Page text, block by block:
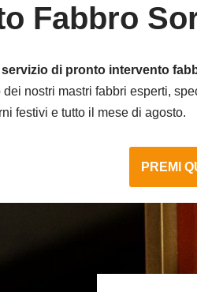
Fabbro
servizio di pronto intervento
nostri mastri fabbri esperti,
festivi e tutto il mese di agosto.
PREMI